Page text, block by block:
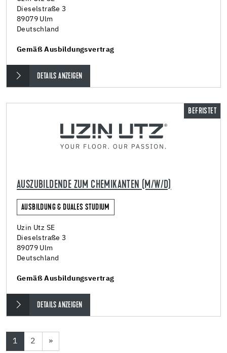
Dieselstraße 3
89079 Ulm
Deutschland
Gemäß Ausbildungsvertrag
DETAILS ANZEIGEN
BEFRISTET
AUSZUBILDENDE ZUM CHEMIKANTEN (M/W/D)
AUSBILDUNG & DUALES STUDIUM
Uzin Utz SE
Dieselstraße 3
89079 Ulm
Deutschland
Gemäß Ausbildungsvertrag
DETAILS ANZEIGEN
1 2 »